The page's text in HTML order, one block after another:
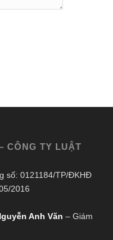
CÔNG TY LUẬT
số: 0121184/TP/ĐKHĐ
2016
Anh Văn – Giám